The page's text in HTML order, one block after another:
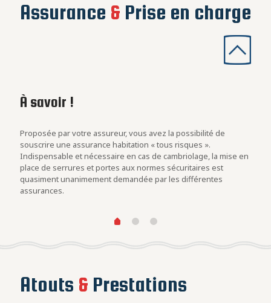
Assurance & Prise en charge
À savoir !
Proposée par votre assureur, vous avez la possibilité de
souscrire une assurance habitation « tous risques ».
Indispensable et nécessaire en cas de cambriolage, la mise en
place de serrures et portes aux normes sécuritaires est
quasiment unanimement demandée par les différentes
assurances.
Atouts & Prestations